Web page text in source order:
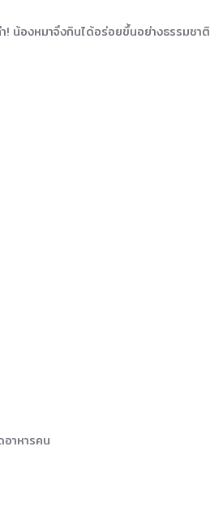
! น้องหมาจึงกินได้อร่อยขึ้นอย่างธรรมชาติ
าหารคน